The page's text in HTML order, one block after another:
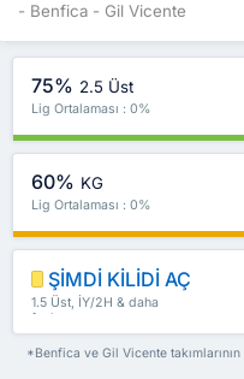
- Benfica - Gil Vicente
75% 2.5 Üst
Lig Ortalaması : 0%
60% KG
Lig Ortalaması : 0%
ŞİMDİ KİLİDİ AÇ
1.5 Üst, İY/2H & daha
fazlası
*Benfica ve Gil Vicente